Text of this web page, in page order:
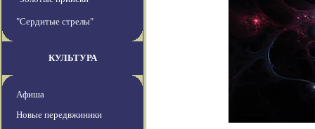
"Сердитые стрелы"
КУЛЬТУРА
Афиша
Новые передвжиники